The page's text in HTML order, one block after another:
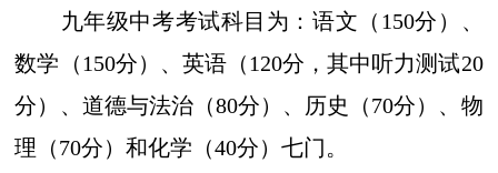
九年级中考考试科目为：语文（150分）、
数学（150分）、英语（120分，其中听力测试20
分）、道德与法治（80分）、历史（70分）、物
理（70分）和化学（40分）七门。